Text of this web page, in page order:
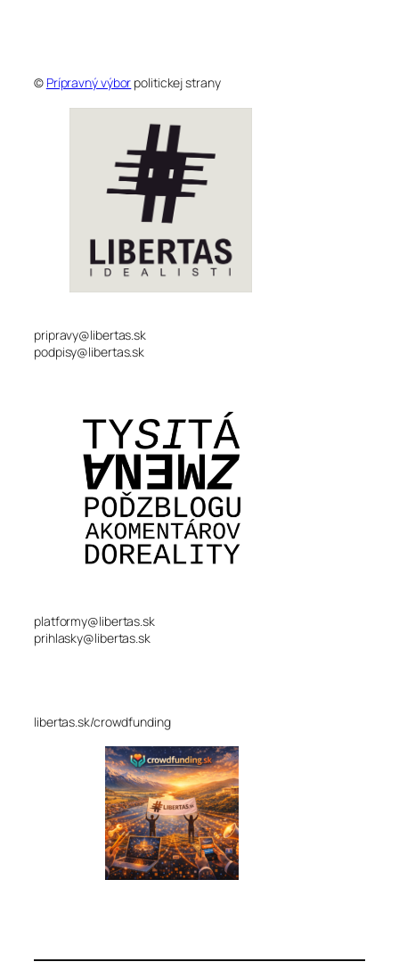
© Prípravný výbor politickej strany
pripravy@libertas.sk
podpisy@libertas.sk
platformy@libertas.sk
prihlasky@libertas.sk
libertas.sk/crowdfunding